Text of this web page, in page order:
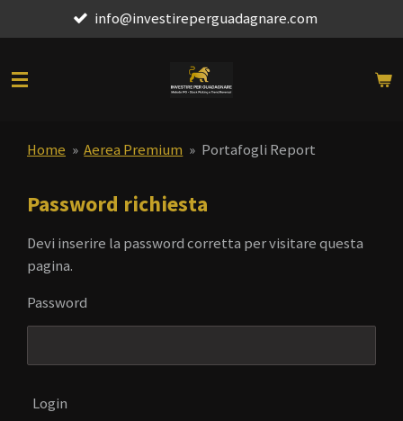
al
principale
info@investireperguadagnare.com
Home » Aerea Premium » Portafogli Report
Password richiesta
Devi inserire la password corretta per visitare questa
pagina.
Password
Login